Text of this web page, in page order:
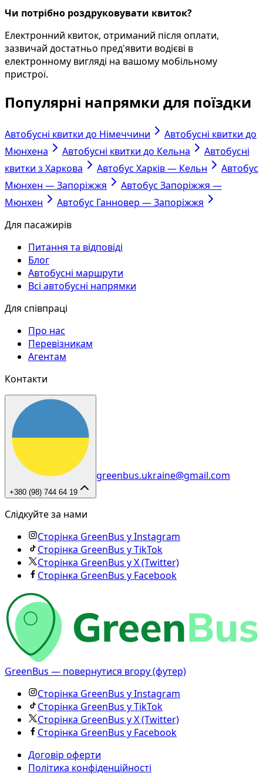
Чи потрібно роздруковувати квиток?
Електронний квиток, отриманий після оплати,
зазвичай достатньо пред'явити водієві в
електронному вигляді на вашому мобільному
пристрої.
Популярні напрямки для поїздки
Автобусні квитки до Німеччини
Автобусні квитки до
Мюнхена
Автобусні квитки до Кельна
Автобусні
квитки з Харкова
Автобус Харків — Кельн
Автобус
Мюнхен — Запоріжжя
Автобус Запоріжжя —
Мюнхен
Автобус Ганновер — Запоріжжя
Для пасажирів
Питання та відповіді
Блог
Автобусні маршрути
Всі автобусні напрямки
Для співпраці
Про нас
Перевізникам
Агентам
Контакти
+380 (98) 744 64 19
greenbus.ukraine@gmail.com
Слідкуйте за нами
Сторінка GreenBus у Instagram
Сторінка GreenBus у TikTok
Сторінка GreenBus у X (Twitter)
Сторінка GreenBus у Facebook
GreenBus — повернутися вгору (футер)
Сторінка GreenBus у Instagram
Сторінка GreenBus у TikTok
Сторінка GreenBus у X (Twitter)
Сторінка GreenBus у Facebook
Договір оферти
Політика конфіденційності